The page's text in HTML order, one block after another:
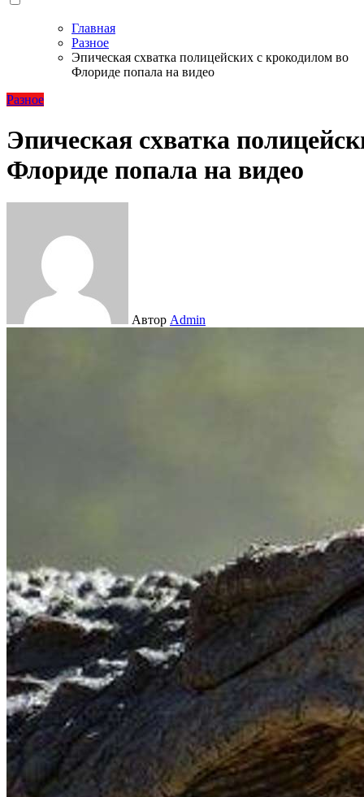
Главная
Разное
Эпическая схватка полицейских с крокодилом во
Флориде попала на видео
Разное
Эпическая схватка
Флориде попала на видео
Автор Admin